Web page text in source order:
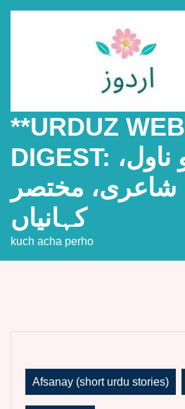
**URDUZ WEB
DIGEST: اردو ناول،
شاعری، مختصر
کہانیاں
kuch acha perho
Afsanay (short urdu stories)